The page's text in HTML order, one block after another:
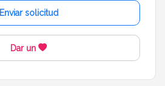
Revisión de coche
Enviar solicitud
Dar un